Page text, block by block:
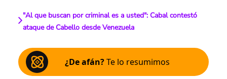
"Al que buscan por criminal es a usted": Cabal contestó
ataque de Cabello desde Venezuela
¿De afán?Te lo resumimos